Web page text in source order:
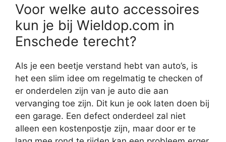
Voor welke auto accessoires
kun je bij Wieldop.com in
Enschede terecht?
Als je een beetje verstand hebt van auto’s, is
het een slim idee om regelmatig te checken of
er onderdelen zijn van je auto die aan
vervanging toe zijn. Dit kun je ook laten doen bij
een garage. Een defect onderdeel zal niet
alleen een kostenpostje zijn, maar door er te